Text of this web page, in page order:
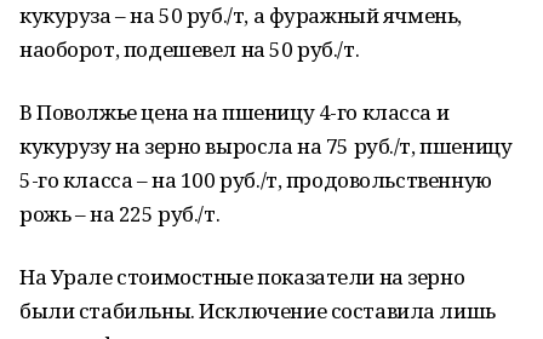
кукуруза – на 50 руб./т, а фуражный ячмень,
наоборот, подешевел на 50 руб./т.
В Поволжье цена на пшеницу 4-го класса и
кукурузу на зерно выросла на 75 руб./т, пшеницу
5-го класса – на 100 руб./т, продовольственную
рожь – на 225 руб./т.
На Урале стоимостные показатели на зерно
были стабильны. Исключение составила лишь